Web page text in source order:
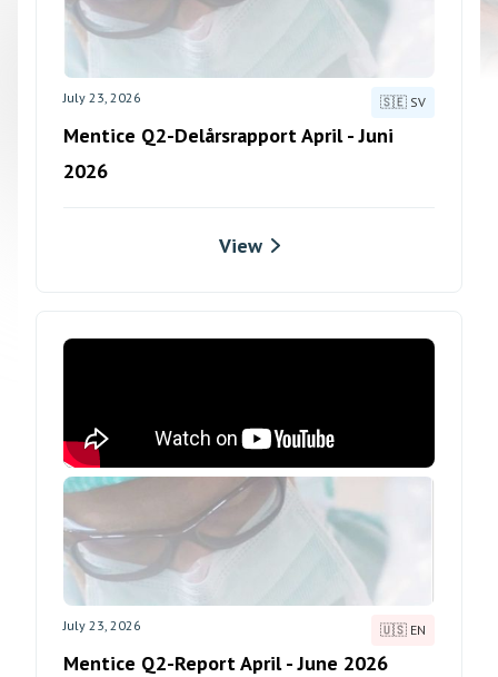
July 23, 2026 🇸🇪 SV
Mentice Q2-Delårsrapport April - Juni
2026
View
July 23, 2026 🇺🇸 EN
Mentice Q2-Report April - June 2026